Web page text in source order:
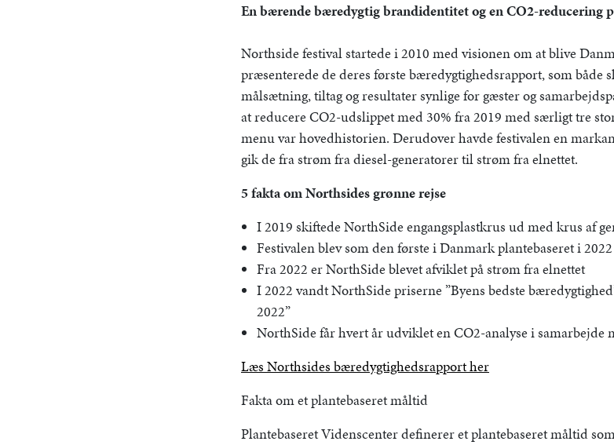
En bærende bæredygtig brandidentitet og en CO2-reducering
Northside festival startede i 2010 med visionen om at blive
præsenterede de deres første bæredygtighedsrapport, som både
målsætning, tiltag og resultater synlige for gæster og
at reducere CO2-udslippet med 30% fra 2019 med særligt tre
menu var hovedhistorien. Derudover havde festivalen en
gik de fra strøm fra diesel-generatorer til strøm fra elnettet.
5 fakta om Northsides grønne rejse
I 2019 skiftede NorthSide engangsplastkrus ud med krus af
Festivalen blev som den første i Danmark plantebaseret i 2022
Fra 2022 er NorthSide blevet afviklet på strøm fra elnettet
I 2022 vandt NorthSide priserne ”Byens bedste
2022”
NorthSide får hvert år udviklet en CO2-analyse i samarbejde
Læs Northsides bæredygtighedsrapport her
Fakta om et plantebaseret måltid
Plantebaseret Videnscenter definerer et plantebaseret måltid